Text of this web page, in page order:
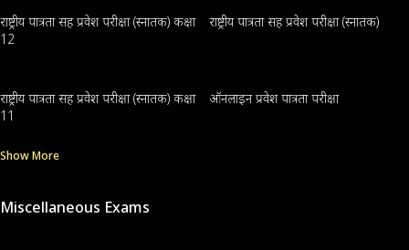
राष्ट्रीय पात्रता सह प्रवेश परीक्षा (स्नातक) कक्षा
12
राष्ट्रीय पात्रता सह प्रवेश परीक्षा (स्नातक)
राष्ट्रीय पात्रता सह प्रवेश परीक्षा (स्नातक) कक्षा
11
ऑनलाइन प्रवेश पात्रता परीक्षा
Show More
Miscellaneous Exams